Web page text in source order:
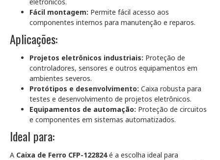
Fácil montagem: Permite fácil acesso aos
componentes internos para manutenção e reparos.
Aplicações:
Projetos eletrônicos industriais: Proteção de
controladores, sensores e outros equipamentos em
ambientes severos.
Protótipos e desenvolvimento: Caixa robusta para
testes e desenvolvimento de projetos eletrônicos.
Equipamentos de automação: Proteção de circuitos
e componentes em sistemas automatizados.
Ideal para:
A Caixa de Ferro CFP-122824é a escolha ideal para